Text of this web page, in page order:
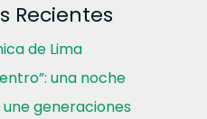
Recientes
de Lima
una noche
generaciones